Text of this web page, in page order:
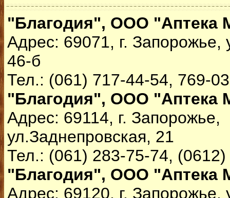
"Благодия", ООО "Аптека
Адрес: 69071, г. Запорожье,
46-б
Тел.: (061) 717-44-54, 769-
"Благодия", ООО "Аптека
Адрес: 69114, г. Запорожье,
ул.Заднепровская, 21
Тел.: (061) 283-75-74,
"Благодия", ООО "Аптека
Адрес: 69120, г. Запорожье,